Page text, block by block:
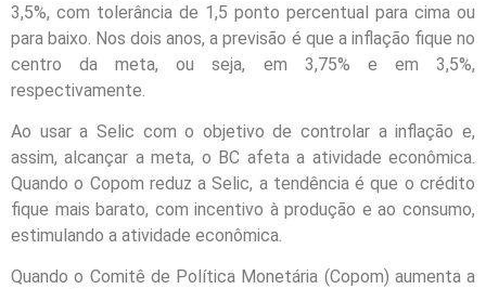
3,5%, com tolerância de 1,5 ponto percentual para cima ou
para baixo. Nos dois anos, a previsão é que a inflação fique no
centro da meta, ou seja, em 3,75% e em 3,5%,
respectivamente.
Ao usar a Selic com o objetivo de controlar a inflação e,
assim, alcançar a meta, o BC afeta a atividade econômica.
Quando o Copom reduz a Selic, a tendência é que o crédito
fique mais barato, com incentivo à produção e ao consumo,
estimulando a atividade econômica.
Quando o Comitê de Política Monetária (Copom) aumenta a